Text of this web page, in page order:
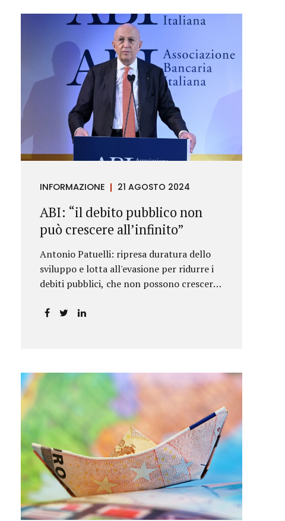
INFORMAZIONE 21 AGOSTO 2024
ABI: “il debito pubblico non
può crescere all’infinito”
Antonio Patuelli: ripresa duratura dello
sviluppo e lotta all'evasione per ridurre i
debiti pubblici, che non possono crescere